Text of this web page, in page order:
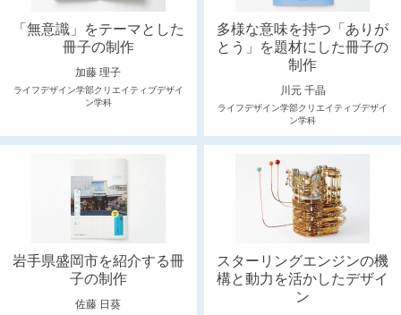
「無意識」をテーマとした
冊子の制作
加藤 理子
ライフデザイン学部クリエイティブデザイ
ン学科
多様な意味を持つ「ありが
とう」を題材にした冊子の
制作
川元 千晶
ライフデザイン学部クリエイティブデザイ
ン学科
岩手県盛岡市を紹介する冊
子の制作
佐藤 日葵
スターリングエンジンの機
構と動力を活かしたデザイ
ン